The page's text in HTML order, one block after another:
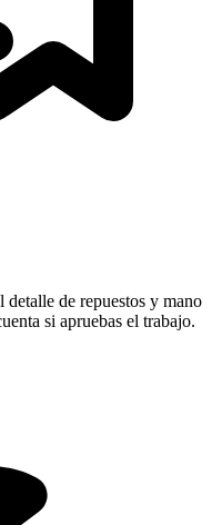
de repuestos y mano
si apruebas el trabajo.